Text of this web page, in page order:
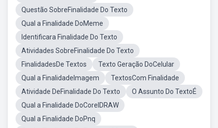
Questão SobreFinalidade Do Texto
Qual a Finalidade DoMeme
Identificara Finalidade Do Texto
Atividades SobreFinalidade Do Texto
FinalidadesDe Textos
Texto Geração DoCelular
Qual a FinalidadeImagem
TextosCom Finalidade
Atividade DeFinalidade Do Texto
O Assunto Do TextoÉ
Qual a Finalidade DoCorelDRAW
Qual a Finalidade DoPnq